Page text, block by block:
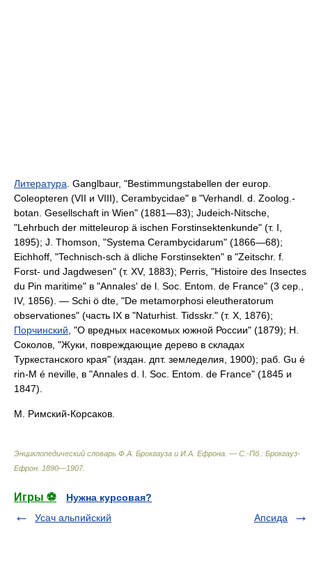
Литература . Ganglbaur, "Bestimmungstabellen der europ.
Coleopteren (VII и VIII), Cerambycidae" в "Verhandl. d. Zoolog.-
botan. Gesellschaft in Wien" (1881—83); Judeich-Nitsche,
"Lehrbuch der mitteleurop ä ischen Forstinsektenkunde" (т. I,
1895); J. Thomson, "Systema Cerambycidarum" (1866—68);
Eichhoff, "Technisch-sch ä dliche Forstinsekten" в "Zeitschr. f.
Forst- und Jagdwesen" (т. XV, 1883); Perris, "Histoire des Insectes
du Pin maritime" в "Annales' de l. Soc. Entom. de France" (3 сер.,
IV, 1856). — Schi ö dte, "De metamorphosi eleutheratorum
observationes" (часть IX в "Naturhist. Tidsskr." (т. Χ, 1876);
Порчинский , "О вредных насекомых южной России" (1879); H.
Соколов, "Жуки, повреждающие дерево в складах
Туркестанского края" (издан. дпт. земледелия, 1900); раб. Gu é
rin-M é neville, в "Annales d. l. Soc. Entom. de France" (1845 и
1847).
M. Римский-Корсаков.
Энциклопедический словарь Ф.А. Брокгауза и И.А. Ефрона. — С.-Пб.: Брокгауз-
Ефрон 1890—1907.
Игры ⚽
Нужна курсовая?
Усач альпийский
Апсида